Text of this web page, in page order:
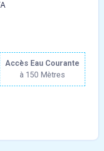
Accès Eau Courante
à 150 Mètres